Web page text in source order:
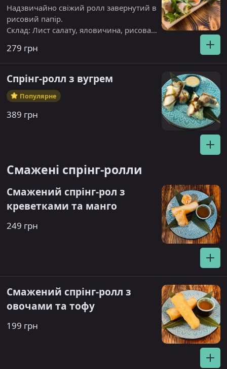
Надзвичайно свіжий ролл завернутий в
рисовий папір.
Склад: Лист салату, яловичина, рисова
279 грн
Спрінг-ролл з вугрем
Популярне
389 грн
Смажені спрінг-ролли
Смажений спрінг-рол з
креветками та манго
249 грн
Смажений спрінг-ролл з
овочами та тофу
199 грн